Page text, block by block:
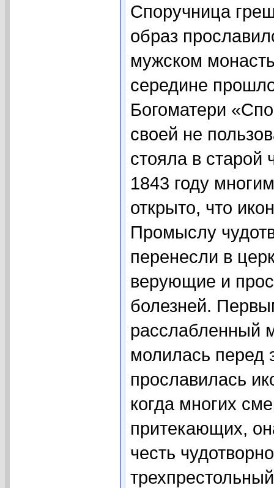
Споручница
образ
мужском
середине
Богоматери
своей не
стояла в старой
1843 году
открыто, что
Промыслу
перенесли в
верующие и
болезней.
расслабленный
молилась перед
прославилась
когда многих
притекающих,
честь